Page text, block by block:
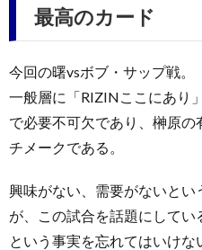
最高のカード
今回の曙vsボブ・サップ戦。
一般層に「RIZINここにあり
で必要不可欠であり、榊原
チメークである。
興味がない、需要がないと
が、この試合を話題にして
という事実を忘れてはいけな